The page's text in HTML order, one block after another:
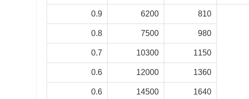
810
6200
0.9
980
7500
0.8
1150
10300
0.7
1360
12000
0.6
1640
14500
0.6